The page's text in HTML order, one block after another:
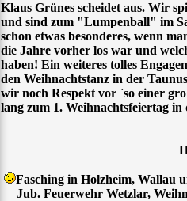
Klaus Grünes scheidet aus. Wir
und sind zum "Lumpenball" im
schon etwas besonderes, wenn
die Jahre vorher los war und
haben! Ein weiteres tolles
den Weihnachtstanz in der
wir noch Respekt vor `so einer
lang zum 1. Weihnachtsfeiertag in
Fasching in Holzheim, Wallau
Jub. Feuerwehr Wetzlar,